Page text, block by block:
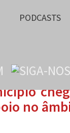
PODCASTS
no